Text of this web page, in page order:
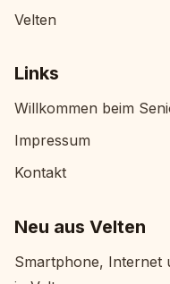
Velten
Links
Willkommen beim
Impressum
Kontakt
Neu aus Velten
Smartphone, Internet